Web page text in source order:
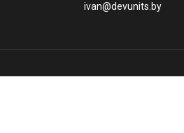
ivan@devunits.by